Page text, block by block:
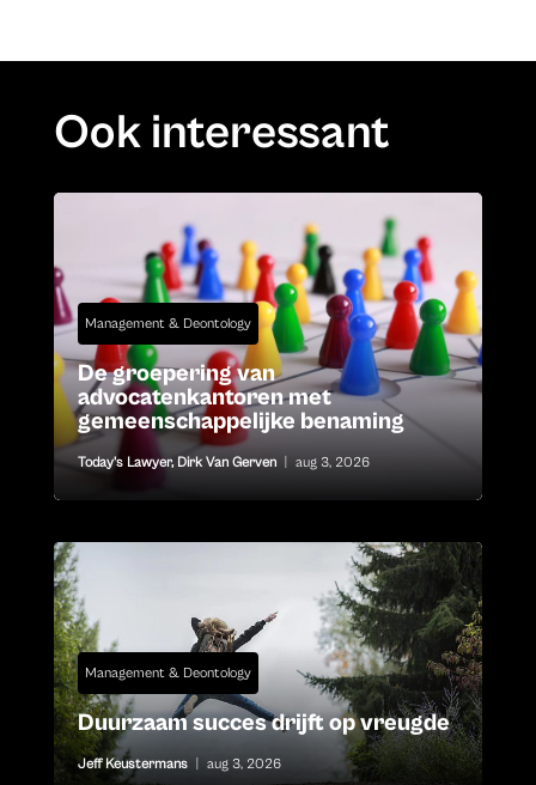
Ook interessant
Management & Deontology
De groepering van
advocatenkantoren met
gemeenschappelijke benaming
Today's Lawyer, Dirk Van Gerven aug 3, 2026
Management & Deontology
Duurzaam succes drijft op vreugde
Jeff Keustermans aug 3, 2026